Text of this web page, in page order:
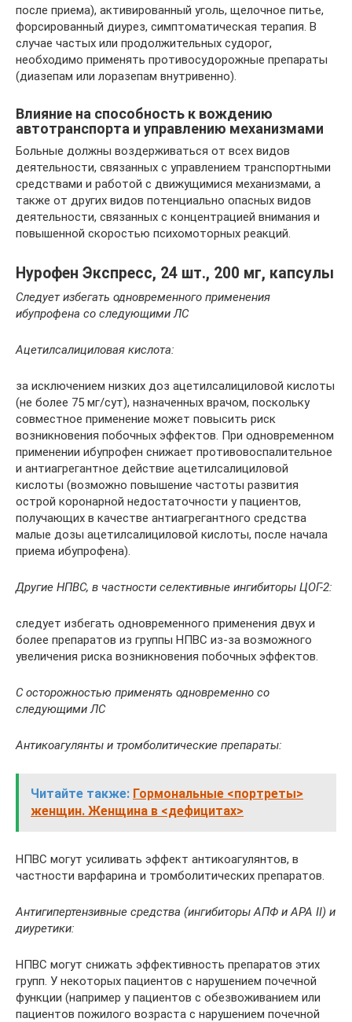
после приема), активированный уголь, щелочное питье,
форсированный диурез, симптоматическая терапия. В
случае частых или продолжительных судорог,
необходимо применять противосудорожные препараты
(диазепам или лоразепам внутривенно).
Влияние на способность к вождению
автотранспорта и управлению механизмами
Больные должны воздерживаться от всех видов
деятельности, связанных с управлением транспортными
средствами и работой с движущимися механизмами, а
также от других видов потенциально опасных видов
деятельности, связанных с концентрацией внимания и
повышенной скоростью психомоторных реакций.
Нурофен Экспресс, 24 шт., 200 мг, капсулы
Следует избегать одновременного применения
ибупрофена со следующими ЛС
Ацетилсалициловая кислота:
за исключением низких доз ацетилсалициловой кислоты
(не более 75 мг/сут), назначенных врачом, поскольку
совместное применение может повысить риск
возникновения побочных эффектов. При одновременном
применении ибупрофен снижает противовоспалительное
и антиагрегантное действие ацетилсалициловой
кислоты (возможно повышение частоты развития
острой коронарной недостаточности у пациентов,
получающих в качестве антиагрегантного средства
малые дозы ацетилсалициловой кислоты, после начала
приема ибупрофена).
Другие НПВС, в частности селективные ингибиторы ЦОГ-2:
следует избегать одновременного применения двух и
более препаратов из группы НПВС из-за возможного
увеличения риска возникновения побочных эффектов.
С осторожностью применять одновременно со
следующими ЛС
Антикоагулянты и тромболитические препараты:
Читайте также: Гормональные <портреты>
женщин. Женщина в <дефицитах>
НПВС могут усиливать эффект антикоагулянтов, в
частности варфарина и тромболитических препаратов.
Антигипертензивные средства (ингибиторы АПФ и АРА II) и
диуретики:
НПВС могут снижать эффективность препаратов этих
групп. У некоторых пациентов с нарушением почечной
функции (например у пациентов с обезвоживанием или
пациентов пожилого возраста с нарушением почечной